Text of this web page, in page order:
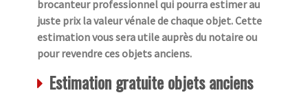
brocanteur professionnel qui pourra estimer au
juste prix la valeur vénale de chaque objet. Cette
estimation vous sera utile auprès du notaire ou
pour revendre ces objets anciens.
Estimation gratuite objets anciens